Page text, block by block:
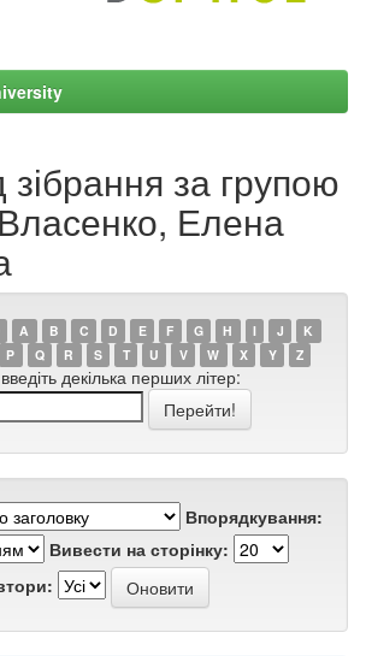
за групою
Елена
A B C D E F G H I J
K
P Q R S T U V W X Y Z
декілька перших літер:
Впорядкування:
Вивести на сторінку: